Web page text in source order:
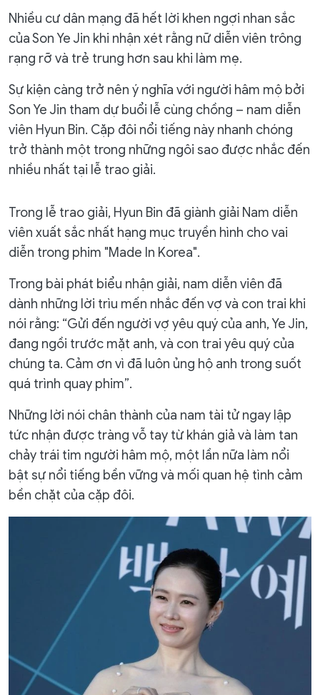
Nhiều cư dân mạng đã hết lời khen ngợi nhan sắc
của Son Ye Jin khi nhận xét rằng nữ diễn viên trông
rạng rỡ và trẻ trung hơn sau khi làm mẹ.
Sự kiện càng trở nên ý nghĩa với người hâm mộ bởi
Son Ye Jin tham dự buổi lễ cùng chồng – nam diễn
viên Hyun Bin. Cặp đôi nổi tiếng này nhanh chóng
trở thành một trong những ngôi sao được nhắc đến
nhiều nhất tại lễ trao giải.
Trong lễ trao giải, Hyun Bin đã giành giải Nam diễn
viên xuất sắc nhất hạng mục truyền hình cho vai
diễn trong phim "Made In Korea".
Trong bài phát biểu nhận giải, nam diễn viên đã
dành những lời trìu mến nhắc đến vợ và con trai khi
nói rằng: “Gửi đến người vợ yêu quý của anh, Ye Jin,
đang ngồi trước mặt anh, và con trai yêu quý của
chúng ta. Cảm ơn vì đã luôn ủng hộ anh trong suốt
quá trình quay phim”.
Những lời nói chân thành của nam tài tử ngay lập
tức nhận được tràng vỗ tay từ khán giả và làm tan
chảy trái tim người hâm mộ, một lần nữa làm nổi
bật sự nổi tiếng bền vững và mối quan hệ tình cảm
bền chặt của cặp đôi.